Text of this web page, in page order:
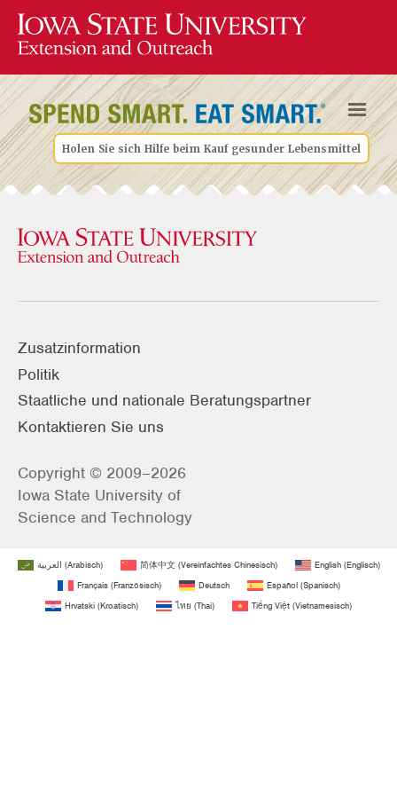
Holen Sie sich Hilfe beim Kauf gesunder Lebensmittel
Zusatzinformation
Politik
Staatliche und nationale Beratungspartner
Kontaktieren Sie uns
Copyright © 2009–2026
Iowa State University of
Science and Technology
العربية (Arabisch) 简体中文(Vereinfachtes Chinesisch) English(Englisch)
Français(Französisch) Deutsch Español(Spanisch)
Hrvatski (Kroatisch) ไทย (Thai) Tiếng Việt (Vietnamesisch)